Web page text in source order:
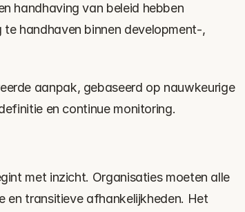
handhaving van beleid hebben
handhaven binnen development-,
aanpak, gebaseerd op nauwkeurige
en continue monitoring.
met inzicht. Organisaties moeten alle
en transitieve afhankelijkheden. Het